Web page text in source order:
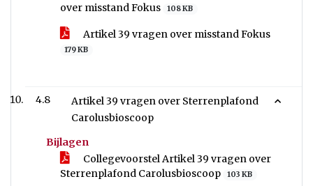
over misstand Fokus
108 KB
Artikel 39 vragen over misstand Fokus
179 KB
4.8
Artikel 39 vragen over Sterrenplafond
Carolusbioscoop
Bijlagen
Collegevoorstel Artikel 39 vragen over
Sterrenplafond Carolusbioscoop
103 KB